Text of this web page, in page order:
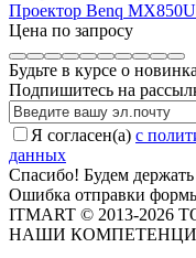
Проектор Benq
Цена по запросу
Будьте в курсе о
Подпишитесь на
Я согласен(a) с
данных
Спасибо! Будем держать
Ошибка отправки
ITMART © 2013-2026
НАШИ